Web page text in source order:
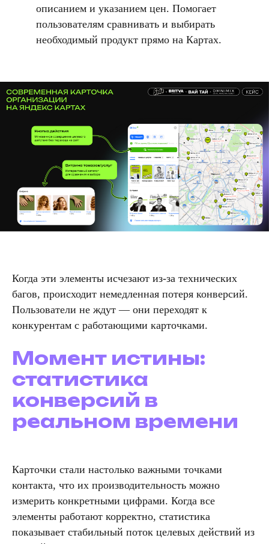
описанием и указанием цен. Помогает
пользователям сравнивать и выбирать
необходимый продукт прямо на Картах.
Когда эти элементы исчезают из-за технических
багов, происходит немедленная потеря конверсий.
Пользователи не ждут — они переходят к
конкурентам с работающими карточками.
Момент истины:
статистика
конверсий в
реальном времени
Карточки стали настолько важными точками
контакта, что их производительность можно
измерить конкретными цифрами. Когда все
элементы работают корректно, статистика
показывает стабильный поток целевых действий из